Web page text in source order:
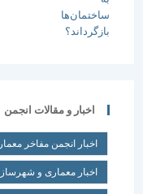
اخبار و مقالات انجمن
اخبار انجمن مفاخر معماری ایران
اخبار معماری و شهرسازی(540)